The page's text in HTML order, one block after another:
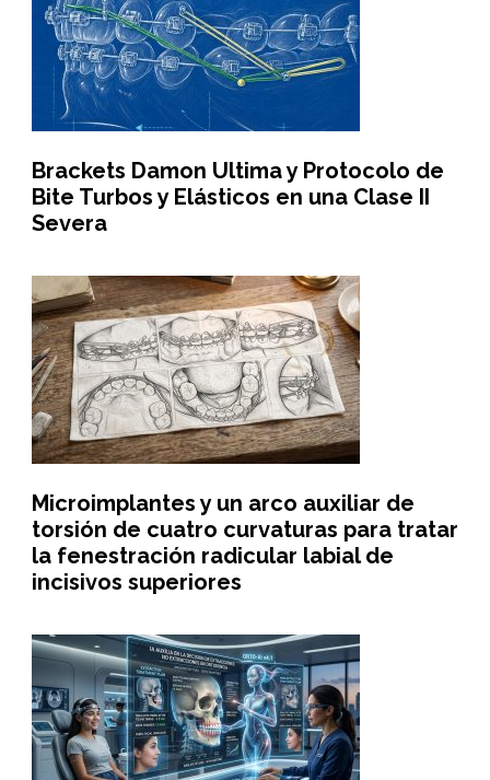
Brackets Damon Ultima y Protocolo de
Bite Turbos y Elásticos en una Clase II
Severa
Microimplantes y un arco auxiliar de
torsión de cuatro curvaturas para tratar
la fenestración radicular labial de
incisivos superiores